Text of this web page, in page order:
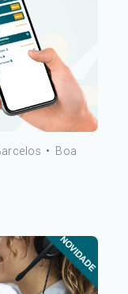
• Boa